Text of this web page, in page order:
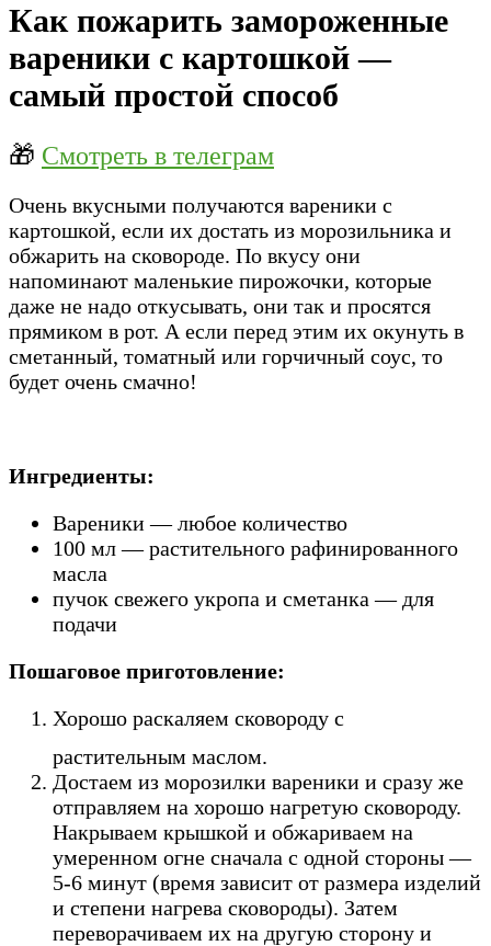
Как пожарить замороженные
вареники с картошкой —
самый простой способ
🎁 Смотреть в телеграм
Очень вкусными получаются вареники с
картошкой, если их достать из морозильника и
обжарить на сковороде. По вкусу они
напоминают маленькие пирожочки, которые
даже не надо откусывать, они так и просятся
прямиком в рот. А если перед этим их окунуть в
сметанный, томатный или горчичный соус, то
будет очень смачно!
Ингредиенты:
Вареники — любое количество
100 мл — растительного рафинированного
масла
пучок свежего укропа и сметанка — для
подачи
Пошаговое приготовление:
Хорошо раскаляем сковороду с
растительным маслом.
Достаем из морозилки вареники и сразу же
отправляем на хорошо нагретую сковороду.
Накрываем крышкой и обжариваем на
умеренном огне сначала с одной стороны —
5-6 минут (время зависит от размера изделий
и степени нагрева сковороды). Затем
переворачиваем их на другую сторону и